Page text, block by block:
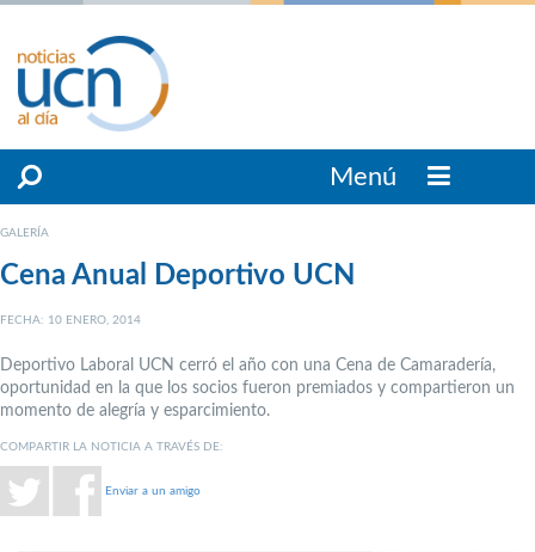
Menú
GALERÍA
Cena Anual Deportivo UCN
FECHA: 10 ENERO, 2014
Deportivo Laboral UCN cerró el año con una Cena de Camaradería,
oportunidad en la que los socios fueron premiados y compartieron un
momento de alegría y esparcimiento.
COMPARTIR LA NOTICIA A TRAVÉS DE:
Enviar a un amigo